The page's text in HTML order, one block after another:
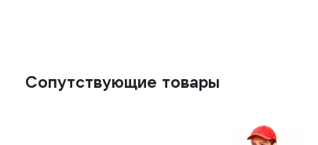
Сопутствующие товары